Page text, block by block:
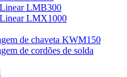
LMB300
LMX1000
de chaveta KWM150
de cordões de solda